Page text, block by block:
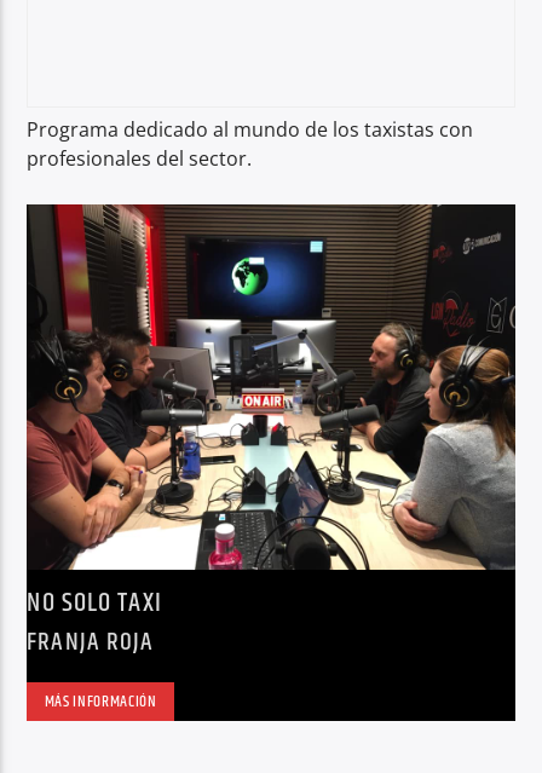
Programa dedicado al mundo de los taxistas con
profesionales del sector.
NO SOLO TAXI
FRANJA ROJA
MÁS INFORMACIÓN